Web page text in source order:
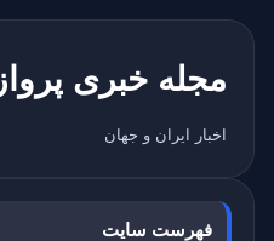
مجله خبری پرواز
اخبار ایران و جهان
فهرست سایت